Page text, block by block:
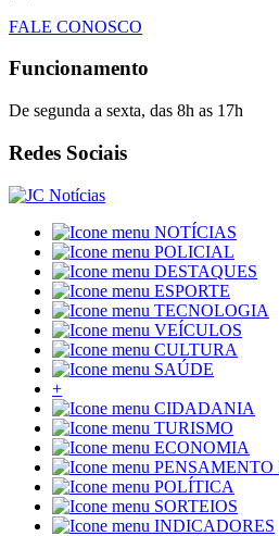
FALE CONOSCO
Funcionamento
De segunda a sexta, das 8h as 17h
Redes Sociais
NOTÍCIAS
POLICIAL
DESTAQUES
ESPORTE
TECNOLOGIA
VEÍCULOS
CULTURA
SAÚDE
+
CIDADANIA
TURISMO
ECONOMIA
PENSAMENTO
POLÍTICA
SORTEIOS
INDICADORES